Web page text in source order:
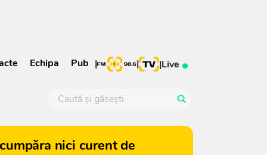
Echipa Pub | | |Live
nici curent de